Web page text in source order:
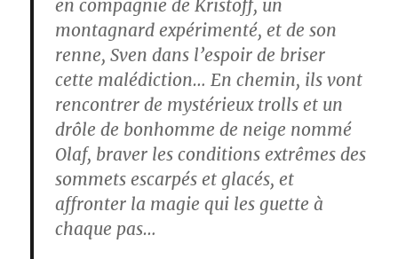
en compagnie de Kristoff, un
montagnard expérimenté, et de son
renne, Sven dans l’espoir de briser
cette malédiction… En chemin, ils vont
rencontrer de mystérieux trolls et un
drôle de bonhomme de neige nommé
Olaf, braver les conditions extrêmes des
sommets escarpés et glacés, et
affronter la magie qui les guette à
chaque pas…